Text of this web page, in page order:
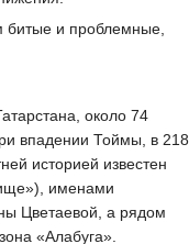
битые и проблемные,
около 74
впадении Тоймы, в 218
историей известен
именами
Цветаевой, а рядом
«Алабуга».